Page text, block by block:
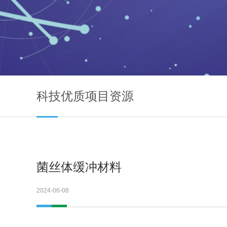
科技优质项目资源
菌丝体缓冲材料
2024-06-08